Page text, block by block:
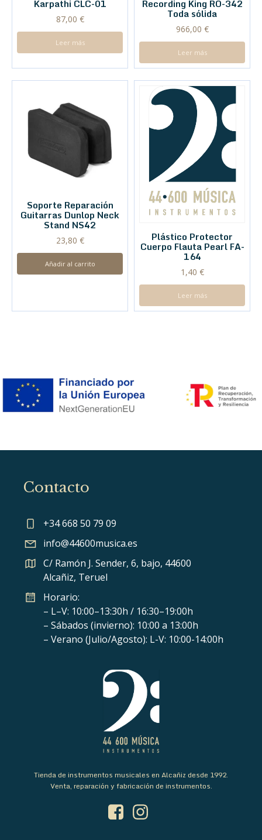
Karpathi CLC-01
87,00 €
Leer más
Recording King RO-342
Toda sólida
966,00 €
Leer más
Soporte Reparación
Guitarras Dunlop Neck
Stand NS42
23,80 €
Añadir al carrito
Plástico Protector
Cuerpo Flauta Pearl FA-
164
1,40 €
Leer más
Contacto
+34 668 50 79 09
info@44600musica.es
C/ Ramón J. Sender, 6, bajo, 44600
Alcañiz, Teruel
Horario:
– L–V: 10:00–13:30h / 16:30–19:00h
– Sábados (invierno): 10:00 a 13:00h
– Verano (Julio/Agosto): L-V: 10:00-14:00h
Tienda de instrumentos musicales en Alcañiz desde 1992.
Venta, reparación y fabricación de instrumentos.